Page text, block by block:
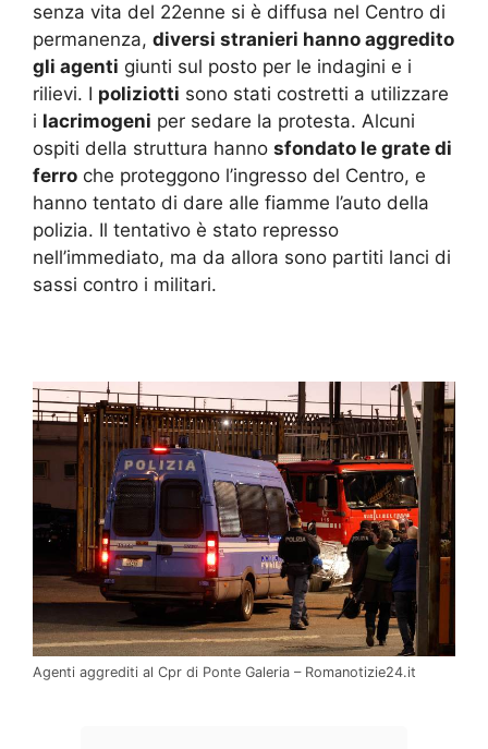
senza vita del 22enne si è diffusa nel Centro di
permanenza, diversi stranieri hanno aggredito
gli agenti giunti sul posto per le indagini e i
rilievi. I poliziotti sono stati costretti a utilizzare
i lacrimogeni per sedare la protesta. Alcuni
ospiti della struttura hanno sfondato le grate di
ferro che proteggono l’ingresso del Centro, e
hanno tentato di dare alle fiamme l’auto della
polizia. Il tentativo è stato represso
nell’immediato, ma da allora sono partiti lanci di
sassi contro i militari.
Agenti aggrediti al Cpr di Ponte Galeria – Romanotizie24.it